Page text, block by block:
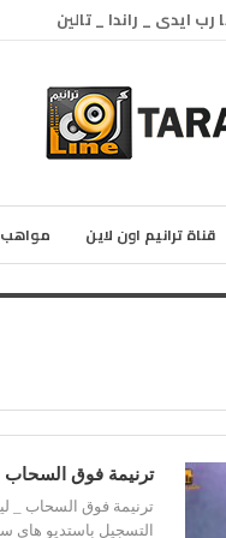
ايدى _ راندا _ تالين
قناة ترانيم اون لاين مواهب
ترنيمة فوق السحاب
ترنيمة فوق السحاب _
التسجيل باستديو